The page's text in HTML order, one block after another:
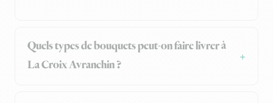
Quels types de bouquets peut-on faire livrer à
La Croix Avranchin ?